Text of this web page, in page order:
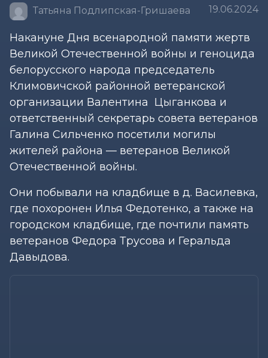
Татьяна Подлипская-Гришаева 19.06.2024
Накануне Дня всенародной памяти жертв
Великой Отечественной войны и геноцида
белорусского народа председатель
Климовичской районной ветеранской
организации Валентина Цыганкова и
ответственный секретарь совета ветеранов
Галина Сильченко посетили могилы
жителей района — ветеранов Великой
Отечественной войны.
Они побывали на кладбище в д. Василевка,
где похоронен Илья Федотенко, а также на
городском кладбище, где почтили память
ветеранов Федора Трусова и Геральда
Давыдова.